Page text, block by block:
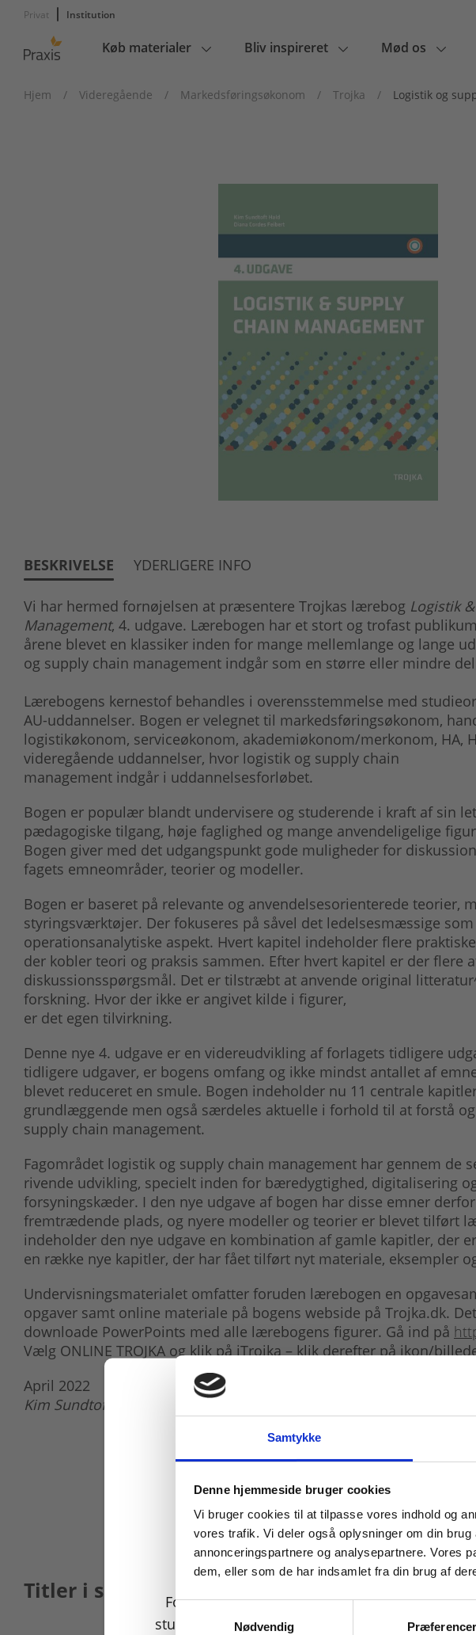
Samtykke
Denne hjemmeside bruger cookies
Vi bruger cookies til at tilpasse vores indhold og
vores trafik. Vi deler også oplysninger om din
annonceringspartnere og analysepartnere. Vores
dem, eller som de har indsamlet fra din brug af
Samtykkevalg
Nødvendig
Præferencer
Privat Institution
Main
Køb materialer Bliv inspireret Mød os
Hjem / Videregående / Markedsføringsøkonom / Trojka / Logistik og
BESKRIVELSE YDERLIGERE INFO
Vi har hermed fornøjelsen at præsentere Trojkas lærebog Logistik
Management, 4. udgave. Lærebogen har et stort og trofast
årene blevet en klassiker inden for mange mellemlange og lange
og supply chain management indgår som en større eller mindre
Lærebogens kernestof behandles i overensstemmelse med
AU-uddannelser. Bogen er velegnet til markedsføringsøkonom,
logistikøkonom, serviceøkonom, akademiøkonom/merkonom, HA,
videregående uddannelser, hvor logistik og supply chain
management indgår i uddannelsesforløbet.
Bogen er populær blandt undervisere og studerende i kraft af sin
pædagogiske tilgang, høje faglighed og mange anvendeligelige
Bogen giver med det udgangspunkt gode muligheder for
fagets emneområder, teorier og modeller.
Bogen er baseret på relevante og anvendelsesorienterede teorier,
styringsværktøjer. Der fokuseres på såvel det ledelsesmæssige
operationsanalytiske aspekt. Hvert kapitel indeholder flere
der kobler teori og praksis sammen. Efter hvert kapitel er der flere
diskussionsspørgsmål. Det er tilstræbt at anvende original
forskning. Hvor der ikke er angivet kilde i figurer,
er det egen tilvirkning.
Denne nye 4. udgave er en videreudvikling af forlagets tidligere
tidligere udgaver, er bogens omfang og ikke mindst antallet af
blevet reduceret en smule. Bogen indeholder nu 11 centrale
grundlæggende men også særdeles aktuelle i forhold til at forstå
supply chain management.
Fagområdet logistik og supply chain management har gennem de
rivende udvikling, specielt inden for bæredygtighed, digitalisering
forsyningskæder. I den nye udgave af bogen har disse emner
fremtrædende plads, og nyere modeller og teorier er blevet tilført
indeholder den nye udgave en kombination af gamle kapitler, der
en række nye kapitler, der har fået tilført nyt materiale, eksempler
Undervisningsmaterialet omfatter foruden lærebogen en
opgaver samt online materiale på bogens webside på Trojka.dk.
downloade PowerPoints med alle lærebogens figurer. Gå ind på
Vælg ONLINE TROJKA og klik på iTrojka – klik derefter på ikon/
April 2022
Kim Sundtoft Hald og Diana Cordes Feibert
Titler i serien
Køb læremidler og find masterclasses mm.
For privatkunder og
studerende. Du får vist
For
virksomheder.